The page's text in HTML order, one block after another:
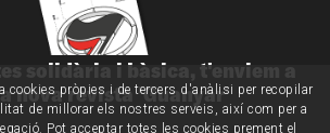
solidària i bàsica, t'enviem a
nova revista 'Guanyar'
cookies pròpies i de tercers d'anàlisi per recopilar
de millorar els nostres serveis, així com per a
Pot acceptar totes les cookies prement el